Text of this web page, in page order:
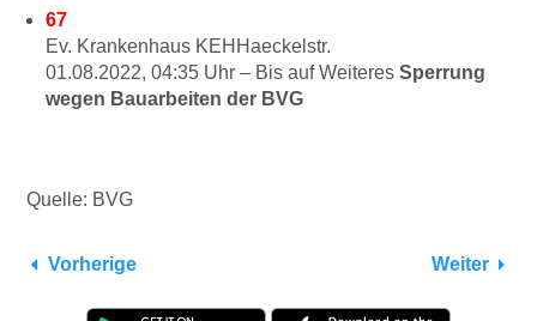
67
Ev. Krankenhaus KEHHaeckelstr.
01.08.2022, 04:35 Uhr – Bis auf Weiteres Sperrung
wegen Bauarbeiten der BVG
Quelle: BVG
Vorherige Weiter